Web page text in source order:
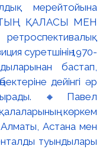
мерейтойына
ҚАЛАСЫ МЕН
суретшінің 1970-
бастап,
дейінгі әр
🔸Павел
көркем
Астана мен
туындылары